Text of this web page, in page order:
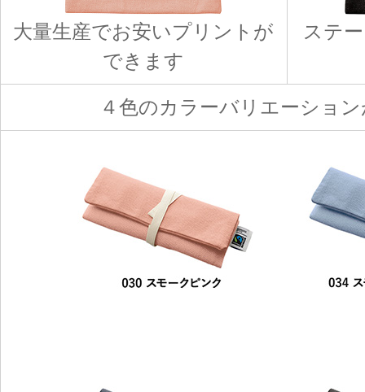
大量生産でお安いプリントが
できます
ステ
４色のカラーバリエーショ